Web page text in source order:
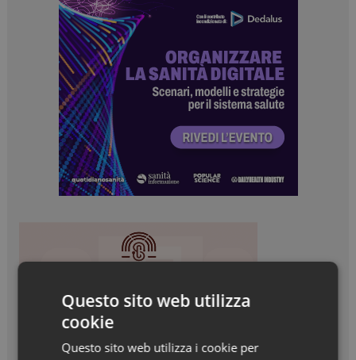
Questo sito web utilizza
cookie
Questo sito web utilizza i cookie per